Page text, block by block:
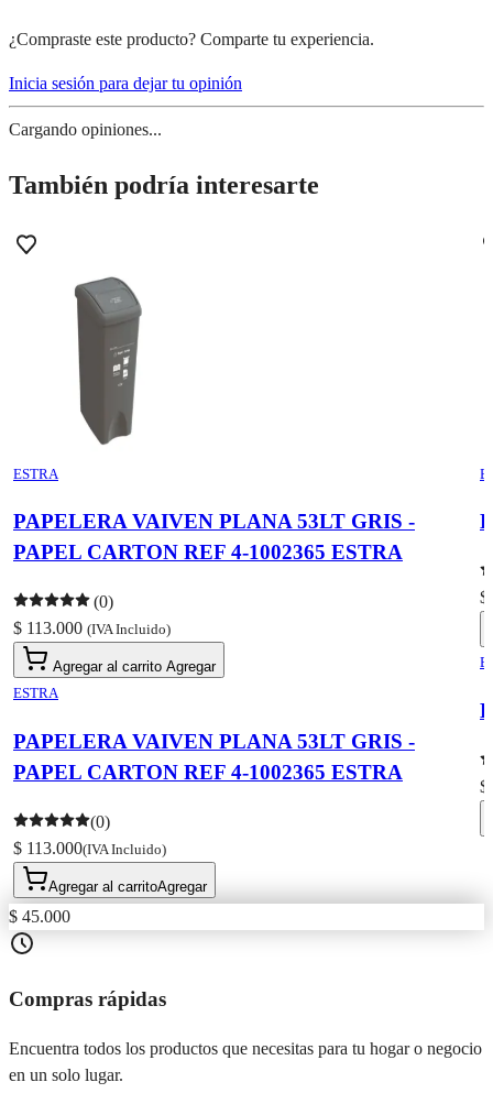
¿Compraste este producto? Comparte tu experiencia.
Inicia sesión para dejar tu opinión
Cargando opiniones...
También podría interesarte
ESTRA
PAPELERA VAIVEN PLANA 53LT GRIS -
PAPEL CARTON REF 4-1002365 ESTRA
(0)
$ 113.000 (IVA Incluido)
Agregar al carrito Agregar
ESTRA
PAPELERA VAIVEN PLANA 53LT GRIS -
PAPEL CARTON REF 4-1002365 ESTRA
(0)
$ 113.000(IVA Incluido)
Agregar al carritoAgregar
$
$
$ 45.000
Compras rápidas
Encuentra todos los productos que necesitas para tu hogar o negocio
en un solo lugar.